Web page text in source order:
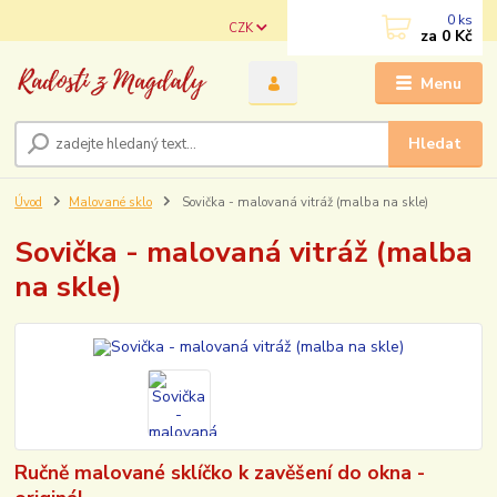
Menu
CZK
Hledat
0 ks
za 0 Kč
Úvod Malované sklo Sovička - malovaná vitráž (malba na skle)
Sovička - malovaná vitráž (malba
na skle)
Ručně malované sklíčko k zavěšení do okna -